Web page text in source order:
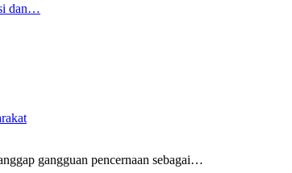
dan…
gangguan pencernaan sebagai…